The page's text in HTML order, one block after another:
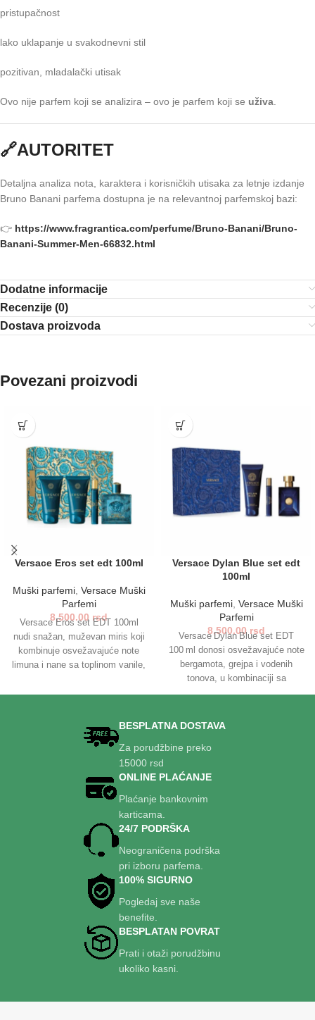
pristupačnost
lako uklapanje u svakodnevni stil
pozitivan, mladalački utisak
Ovo nije parfem koji se analizira – ovo je parfem koji se uživa
🔗AUTORITET
Detaljna analiza nota, karaktera i korisničkih utisaka za letnje izdanje
Bruno Banani parfema dostupna je na relevantnoj parfemskoj bazi:
👉 https://www.fragrantica.com/perfume/Bruno-Banani/Bruno-
Banani-Summer-Men-66832.html
Dodatne informacije
Recenzije (0)
Dostava proizvoda
Povezani proizvodi
Versace Eros set edt 100ml
Muški parfemi, Versace Muški
Parfemi
8,500.00 rsd
Versace Eros set EDT 100ml
nudi snažan, muževan miris koji
kombinuje osvežavajuće note
limuna i nane sa toplinom vanile,
nalazi parfem i gel za tuširanje –
samopouzdan i dugotrajan mirisni
pečat.
Versace Dylan Blue set edt
100ml
Muški parfemi, Versace Muški
Parfemi
8,500.00 rsd
Versace Dylan Blue set EDT
100 ml donosi osvežavajuće note
bergamota, grejpa i vodenih
tonova, u kombinaciji sa
muževnim akordima ljubičice,
se nalazi mirisna bočica i gel za
i svež mirisni utisak tokom celog
BESPLATNA DOSTAVA
Za porudžbine preko
15000 rsd
ONLINE PLAĆANJE
Plaćanje bankovnim
karticama.
24/7 PODRŠKA
Neograničena podrška
pri izboru parfema.
100% SIGURNO
Pogledaj sve naše
benefite.
BESPLATAN POVRAT
Prati i otaži porudžbinu
ukoliko kasni.